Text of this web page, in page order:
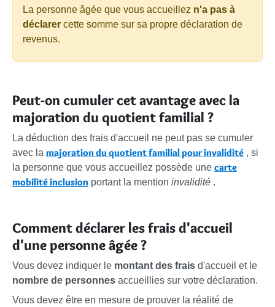
La personne âgée que vous accueillez n'a pas à
déclarer cette somme sur sa propre déclaration de
revenus.
Peut-on cumuler cet avantage avec la
majoration du quotient familial ?
La déduction des frais d'accueil ne peut pas se cumuler
avec la majoration du quotient familial pour invalidité , si
la personne que vous accueillez possède une carte
mobilité inclusion portant la mention invalidité .
Comment déclarer les frais d'accueil
d'une personne âgée ?
Vous devez indiquer le montant des frais d'accueil et le
nombre de personnes accueillies sur votre déclaration.
Vous devez être en mesure de prouver la réalité de